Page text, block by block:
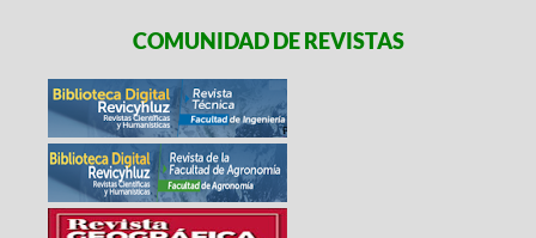
COMUNIDAD DE REVISTAS